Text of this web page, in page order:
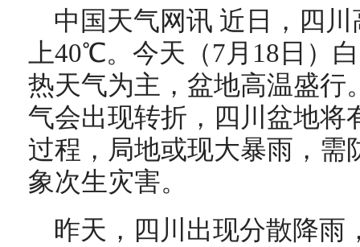
中国天气网讯 近日，四
上40℃。今天（7月18日）
热天气为主，盆地高温盛行
气会出现转折，四川盆地将
过程，局地或现大暴雨，需
象次生灾害。
昨天，四川出现分散降雨